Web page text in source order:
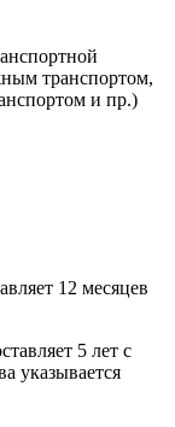
транспортом,
и пр.)
12 месяцев
5 лет с
указывается